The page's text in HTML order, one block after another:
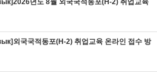
년도 8월 외국국적동포(H-2) 취업교육
외국국적동포(H-2) 취업교육 온라인 접수 방